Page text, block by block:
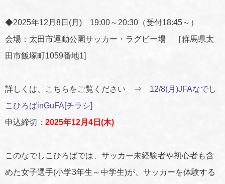
◆2025年12月8日(月) 19:00～20:30（受付18:45～）
会場：太田市運動公園サッカー・ラグビー場 ［群馬県太
田市飯塚町1059番地1]
詳しくは、こちらをご覧ください ⇒ 12/8(月)JFAなでし
こひろばinGuFA[チラシ]
申込締切： 2025年12月4日(木)
このなでしこひろばでは、サッカー未経験者や初心者も含
めた女子選手(小学3年生～中学生)が、サッカーを体験する